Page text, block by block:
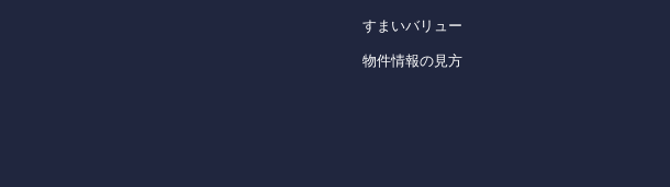
すまいバリュー
物件情報の見方